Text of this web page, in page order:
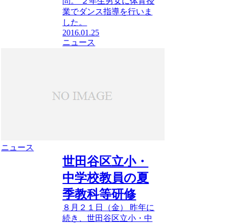
業でダンス指導を行いま
した。
2016.01.25
ニュース
ニュース
世田谷区立小・
中学校教員の夏
季教科等研修
８月２１日（金） 昨年に
続き、世田谷区立小・中